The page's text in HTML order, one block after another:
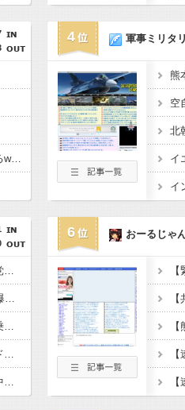
【悲報】最近の物価、上がりすぎて何も買えなくなるwww
4 軍事ミリタ
激震地の熊本県氷川町に共産党、社民党、立憲民政党等の左派の救援は影すら見えず。住民苦言
被爆体験者団体（90）「援護施策作って。私達は被爆して健康を失った」
〈満員山手線にベビーカーで炎上〉「折りたたまず乗車できる」はずなのに…JR東日本が示した見解
刺青の彫り師「スミ入れてるのは全員バカです」 ドタキャン当たり前、カネはない、挨拶もできない
夏の風物詩が喰い物に…隅田川花火大会で暗躍した中国人「場所取り転売ヤー」の高笑い
6 おーるじゃ